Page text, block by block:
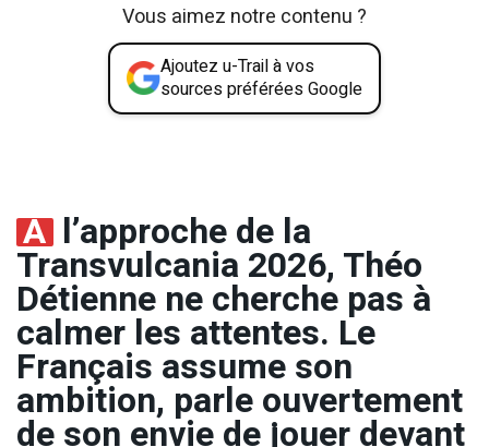
Vous aimez notre contenu ?
Ajoutez u-Trail à vos
sources préférées Google
Àl’approche de la
Transvulcania 2026, Théo
Détienne ne cherche pas à
calmer les attentes. Le
Français assume son
ambition, parle ouvertement
de son envie de jouer devant